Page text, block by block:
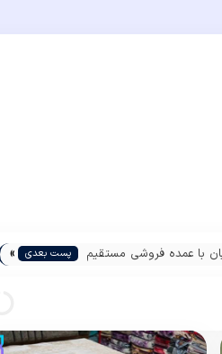
با عمده فروشی مستقیم پست بعدی »